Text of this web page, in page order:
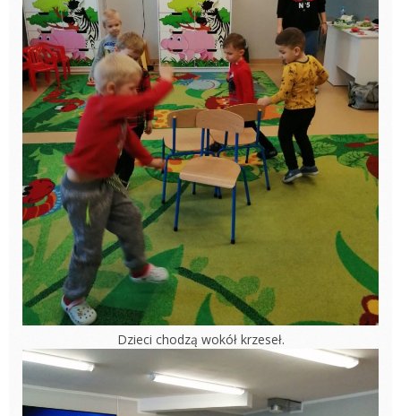
Dzieci chodzą wokół krzeseł.